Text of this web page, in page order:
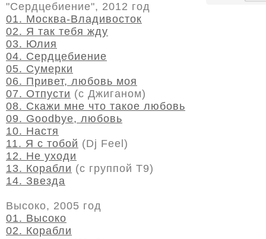
"Сердцебиение", 2012 год
01. Москва-Владивосток
02. Я так тебя жду
03. Юлия
04. Сердцебиение
05. Сумерки
06. Привет, любовь моя
07. Отпусти (с Джиганом)
08. Скажи мне что такое любовь
09. Goodbye, любовь
10. Настя
11. Я с тобой (Dj Feel)
12. Не уходи
13. Корабли (с группой Т9)
14. Звезда
Высоко, 2005 год
01. Высоко
02. Корабли